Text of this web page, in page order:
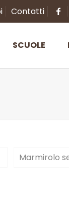
Contatti
SCUOLE
Marmirolo